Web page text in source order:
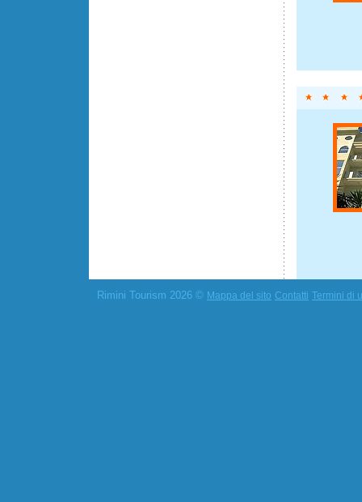
Rimini Tourism 2026 © Mappa del sito Contatti Termini di